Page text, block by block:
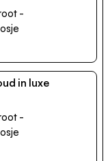
in luxe